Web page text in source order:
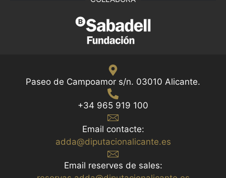
Paseo de Campoamor s/n. 03010 Alicante.
+34 965 919 100
Email contacte:
adda@diputacionalicante.es
Email reserves de sales: